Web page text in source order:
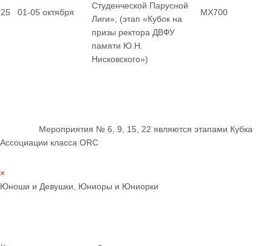
25 01-05 октября
Студенческой Парусной
Лиги», (этап «Кубок на
призы ректора ДВФУ
памяти Ю.Н.
Нисковского»)
MX700
Мероприятия № 6, 9, 15, 22 являются этапами Кубка
Ассоциации класса ORC
×
Юноши и Девушки, Юниоры и Юниорки